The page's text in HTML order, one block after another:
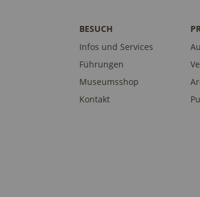
BESUCH
Infos und Services
Führungen
Museumsshop
Kontakt